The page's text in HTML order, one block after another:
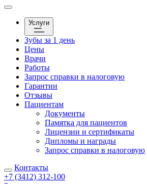
Услуги
Зубы за 1 день
Цены
Врачи
Работы
Запрос справки в налоговую
Гарантии
Отзывы
Пациентам
Документы
Памятка для пациентов
Лицензии и сертификаты
Дипломы и награды
Запрос справки в налоговую
Контакты
+7 (3412) 312-100